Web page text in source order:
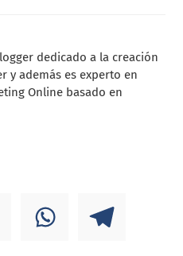
dedicado a la creación
y además es experto en
Online basado en